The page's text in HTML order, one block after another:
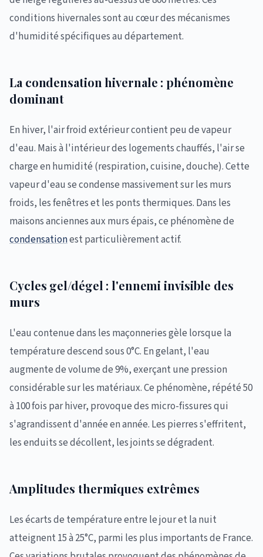
conditions hivernales sont au cœur des mécanismes
d'humidité spécifiques au département.
La condensation hivernale : phénomène
dominant
En hiver, l'air froid extérieur contient peu de vapeur
d'eau. Mais à l'intérieur des logements chauffés, l'air se
charge en humidité (respiration, cuisine, douche). Cette
vapeur d'eau se condense massivement sur les murs
froids, les fenêtres et les ponts thermiques. Dans les
maisons anciennes aux murs épais, ce phénomène de
condensationest particulièrement actif.
Cycles gel/dégel : l'ennemi invisible des
murs
L'eau contenue dans les maçonneries gèle lorsque la
température descend sous 0°C. En gelant, l'eau
augmente de volume de 9%, exerçant une pression
considérable sur les matériaux. Ce phénomène, répété 50
à 100 fois par hiver, provoque des micro-fissures qui
s'agrandissent d'année en année. Les pierres s'effritent,
les enduits se décollent, les joints se dégradent.
Amplitudes thermiques extrêmes
Les écarts de température entre le jour et la nuit
atteignent 15 à 25°C, parmi les plus importants de France.